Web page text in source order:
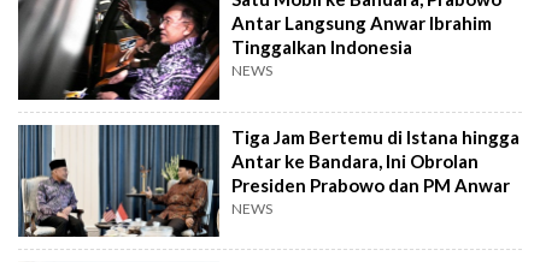
Antar Langsung Anwar Ibrahim
Tinggalkan Indonesia
NEWS
Tiga Jam Bertemu di Istana hingga
Antar ke Bandara, Ini Obrolan
Presiden Prabowo dan PM Anwar
NEWS